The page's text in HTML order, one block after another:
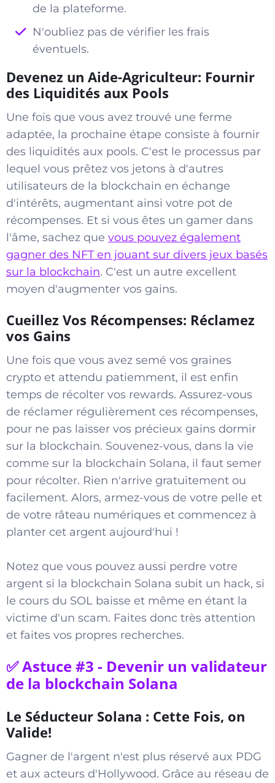
de la plateforme.
N'oubliez pas de vérifier les frais
éventuels.
Devenez un Aide-Agriculteur: Fournir
des Liquidités aux Pools
Une fois que vous avez trouvé une ferme
adaptée, la prochaine étape consiste à fournir
des liquidités aux pools. C'est le processus par
lequel vous prêtez vos jetons à d'autres
utilisateurs de la blockchain en échange
d'intérêts, augmentant ainsi votre pot de
récompenses. Et si vous êtes un gamer dans
l'âme, sachez que vous pouvez également
gagner des NFT en jouant sur divers jeux basés
sur la blockchain. C'est un autre excellent
moyen d'augmenter vos gains.
Cueillez Vos Récompenses: Réclamez
vos Gains
Une fois que vous avez semé vos graines
crypto et attendu patiemment, il est enfin
temps de récolter vos rewards. Assurez-vous
de réclamer régulièrement ces récompenses,
pour ne pas laisser vos précieux gains dormir
sur la blockchain. Souvenez-vous, dans la vie
comme sur la blockchain Solana, il faut semer
pour récolter. Rien n'arrive gratuitement ou
facilement. Alors, armez-vous de votre pelle et
de votre râteau numériques et commencez à
planter cet argent aujourd'hui !
Notez que vous pouvez aussi perdre votre
argent si la blockchain Solana subit un hack, si
le cours du SOL baisse et même en étant la
victime d'un scam. Faites donc très attention
et faites vos propres recherches.
✅ Astuce #3 - Devenir un validateur
de la blockchain Solana
Le Séducteur Solana : Cette Fois, on
Valide!
Gagner de l'argent n'est plus réservé aux PDG
et aux acteurs d'Hollywood. Grâce au réseau de